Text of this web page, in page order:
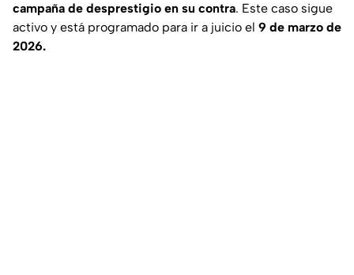
campaña de desprestigio en su contra. Este caso sigue
activo y está programado para ir a juicio el 9 de marzo de
2026.